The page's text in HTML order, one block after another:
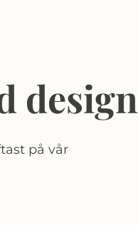
design
på vår